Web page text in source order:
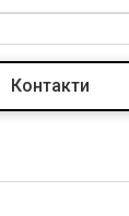
Контакти